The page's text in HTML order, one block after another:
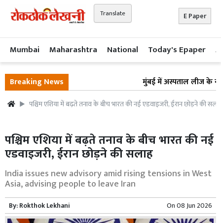
Translate E Paper
Mumbai Maharashtra National Today's Epaper
Breaking News मुंबई में अस्पताल लीज के
पश्चिम एशिया में बढ़ते तनाव के बीच भारत की नई एडवाइजरी, ईरान छोड़ने की
पश्चिम एशिया में बढ़ते तनाव के बीच भारत की नई
एडवाइजरी, ईरान छोड़ने की सलाह
India issues new advisory amid rising tensions in West
Asia, advising people to leave Iran
By:Rokthok Lekhani On08 Jun 2026